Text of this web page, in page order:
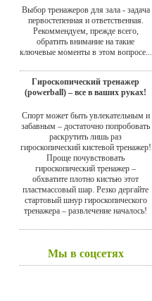
Выбор тренажеров для зала - задача
первостепенная и ответственная.
Рекоммендуем, прежде всего,
обратить внимание на такие
ключевые моменты в этом вопросе...
Гироскопический тренажер
(powerball) – все в ваших руках!
Спорт может быть увлекательным и
забавным – достаточно попробовать
раскрутить лишь раз
гироскопический кистевой тренажер!
Проще почувствовать
гироскопический тренажер –
обхватите плотно кистью этот
пластмассовый шар. Резко дергайте
стартовый шнур гироскопического
тренажера – развлечение началось!
Мы в соцсетях